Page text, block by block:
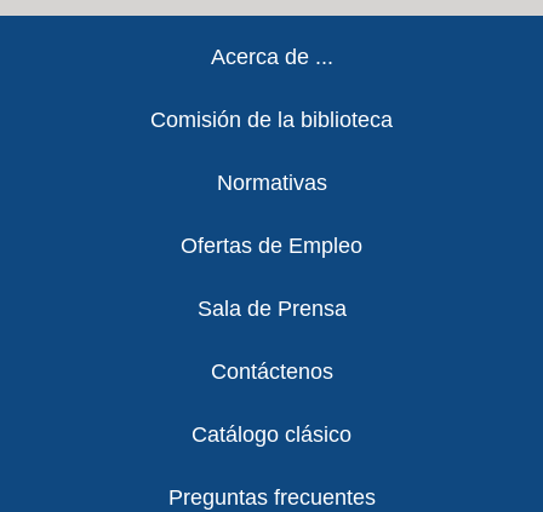
Acerca de ...
Comisión de la biblioteca
Normativas
Ofertas de Empleo
Sala de Prensa
Contáctenos
Catálogo clásico
Preguntas frecuentes